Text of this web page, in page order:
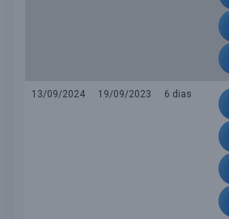
13/09/2024 19/09/2023
6 dias